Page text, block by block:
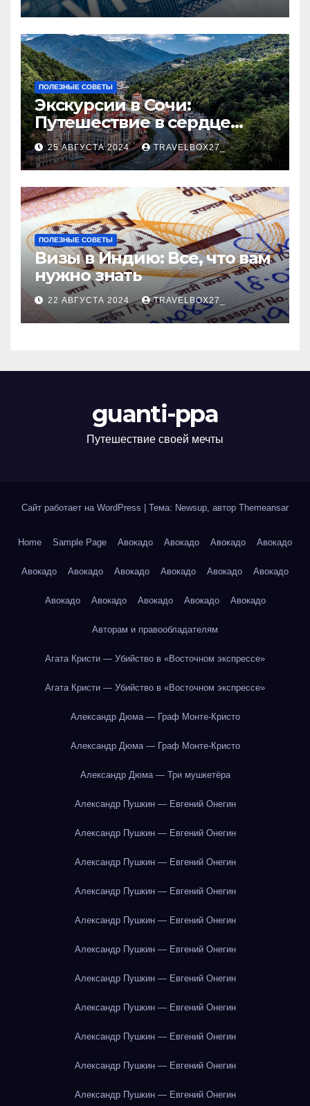
ПОЛЕЗНЫЕ СОВЕТЫ
Экскурсии в Сочи:
Путешествие в сердце
Черноморского курорта
25 АВГУСТА 2024 TRAVELBOX27_
ПОЛЕЗНЫЕ СОВЕТЫ
Визы в Индию: Все, что вам
нужно знать
22 АВГУСТА 2024 TRAVELBOX27_
guanti-ppa
Путешествие своей мечты
Сайт работает на WordPress Тема: Newsup, автор Themeansar
Home Sample Page Авокадо Авокадо Авокадо Авокадо
Авокадо Авокадо Авокадо Авокадо Авокадо Авокадо
Авокадо Авокадо Авокадо Авокадо Авокадо
Авторам и правообладателям
Агата Кристи — Убийство в «Восточном экспрессе»
Агата Кристи — Убийство в «Восточном экспрессе»
Александр Дюма — Граф Монте-Кристо
Александр Дюма — Граф Монте-Кристо
Александр Дюма — Три мушкетёра
Александр Пушкин — Евгений Онегин
Александр Пушкин — Евгений Онегин
Александр Пушкин — Евгений Онегин
Александр Пушкин — Евгений Онегин
Александр Пушкин — Евгений Онегин
Александр Пушкин — Евгений Онегин
Александр Пушкин — Евгений Онегин
Александр Пушкин — Евгений Онегин
Александр Пушкин — Евгений Онегин
Александр Пушкин — Евгений Онегин
Александр Пушкин — Евгений Онегин